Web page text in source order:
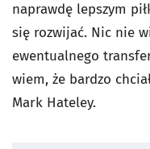
naprawdę lepszym
się rozwijać. Nic nie
ewentualnego
wiem, że bardzo
Mark Hateley.